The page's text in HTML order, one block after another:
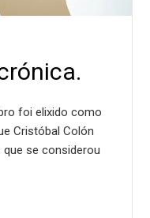
foi elixido como
Cristóbal Colón
que se considerou